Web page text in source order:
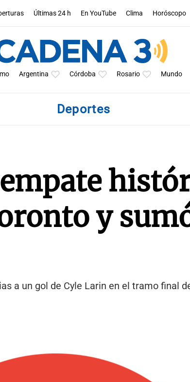
Últimas 24 h En YouTube Clima Horóscopo
Argentina Córdoba Rosario Mundo
Deportes
y
a un gol de Cyle Larin en el tramo final